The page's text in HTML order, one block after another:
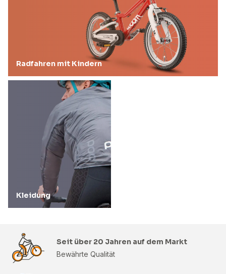
Radfahren mit Kindern
Kleidung
Seit über 20 Jahren auf dem Markt
Bewährte Qualität